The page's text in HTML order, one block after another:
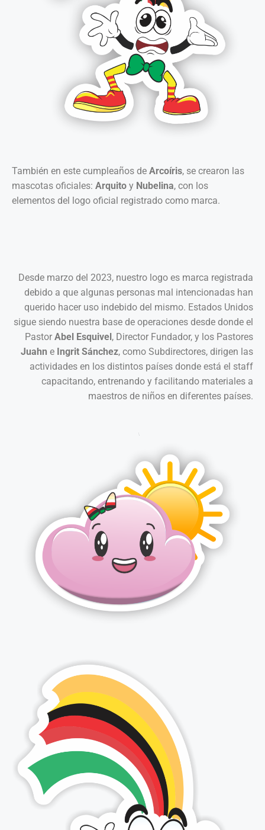
También en este cumpleaños de Arcoíris, se crearon las
mascotas oficiales: Arquito y Nubelina, con los
elementos del logo oficial registrado como marca.
Desde marzo del 2023, nuestro logo es marca registrada
debido a que algunas personas mal intencionadas han
querido hacer uso indebido del mismo. Estados Unidos
sigue siendo nuestra base de operaciones desde donde el
Pastor Abel Esquivel , Director Fundador, y los Pastores
Juahn e Ingrit Sánchez, como Subdirectores, dirigen las
actividades en los distintos países donde está el staff
capacitando, entrenando y facilitando materiales a
maestros de niños en diferentes países.